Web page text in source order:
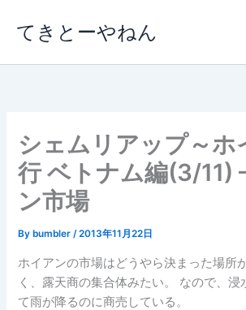
ス
てきとーやねん
シェムリアップ～ホ
行 ベトナム編(3/11)
ン市場
By bumbler/2013年11月22日
ホイアンの市場はどうやら決まった場所
く、露天商の集合体みたい。 なので、浸
て雨が降るのに商売している。